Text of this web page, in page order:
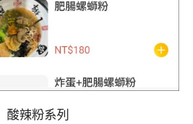
酸辣粉系列